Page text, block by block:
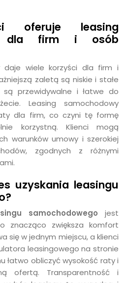
oferuje leasing
dla firm i osób
daje wiele korzyści dla firm i
zaletą są niskie i stałe
przewidywalne i łatwe do
Leasing samochodowy
dla firm, co czyni tę formę
korzystną. Klienci mogą
warunków umowy i szerokiej
zgodnych z różnymi
uzyskania leasingu
samochodowego jest
znacząco zwiększa komfort
się w jednym miejscu, a klienci
leasingowego na stronie
łatwo obliczyć wysokość raty i
ofertą. Transparentność i